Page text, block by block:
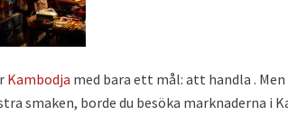
Kambodja med bara ett mål: att handla .
smaken, borde du besöka marknaderna